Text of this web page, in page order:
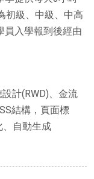
初級、中級、中高
員入學報到後經由
計(RWD)、金流
結構，頁面標
、自動生成